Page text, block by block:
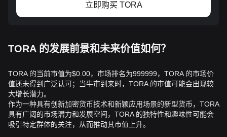
立即购买 TORA
TORA 的发展前景和未来价值如何？
TORA 的当前市值为$0.00，市场排名为999999，TORA 的市场价
值还未得到广泛认可；当牛市到来时，TORA 的市值可能会出现较
大增长潜力。
作为一种具有创新加密货币技术和新颖应用场景的新型货币，TORA
具有广阔的市场潜力和发展空间，TORA 的独特性和趣味性可能会
吸引特定群体的关注，从而推动其市值上升。